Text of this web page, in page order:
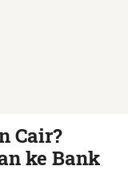
Cair?
ke Bank